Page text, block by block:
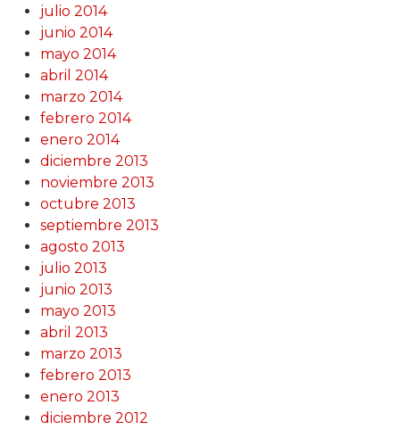
julio 2014
junio 2014
mayo 2014
abril 2014
marzo 2014
febrero 2014
enero 2014
diciembre 2013
noviembre 2013
octubre 2013
septiembre 2013
agosto 2013
julio 2013
junio 2013
mayo 2013
abril 2013
marzo 2013
febrero 2013
enero 2013
diciembre 2012